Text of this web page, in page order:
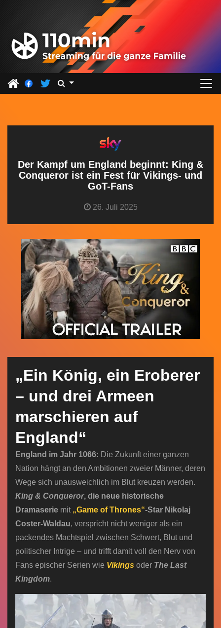
Der Kampf um England beginnt: King &
Conqueror ist ein Fest für Vikings- und
GoT-Fans
26. Juli 2025
„Ein König, ein Eroberer
– und drei Armeen
marschieren auf
England“
England im Jahr 1066: Die Zukunft einer ganzen
Nation hängt an den Ambitionen zweier Männer, deren
Wege sich unausweichlich im Blut kreuzen werden.
King & Conqueror, die neue historische
Dramaserie mit „Game of Thrones“-Star Nikolaj
Coster-Waldau, verspricht nicht weniger als ein
packendes Machtspiel zwischen Schwert, Blut und
politischer Intrige – und trifft damit voll den Nerv von
Fans epischer Serien wie Vikings oder The Last
Kingdom.